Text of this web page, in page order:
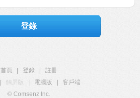
登錄
首頁 登錄
註冊
觸屏版 電腦版
客戶端
© Comsenz Inc.